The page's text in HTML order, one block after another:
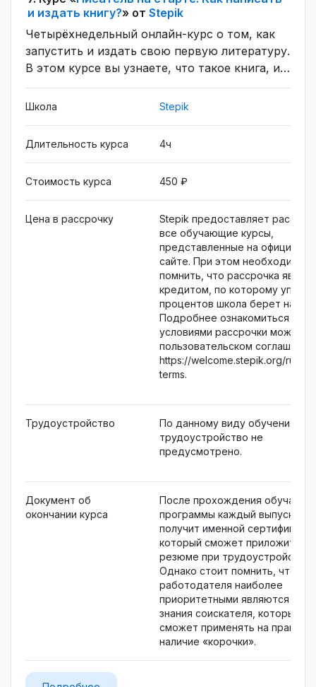
и издать книгу?» от Stepik
Четырёхнедельный онлайн-курс о том, как
запустить и издать свою первую литературу.
В этом курсе вы узнаете, что такое книга, из
чего она сделана, и какие свойства и
ограничения она может иметь. Вы научитесь
форматировать ее и издать в издательствах.
Школа Stepik
Длительность курса 4ч
Стоимость курса 450 ₽
Цена в рассрочку
Stepik предоставляет
все обучающие курсы,
представленные на
сайте. При этом необходимо
помнить, что рассрочка
кредитом, по которому уплату
процентов школа берет на
Подробнее ознакомиться с
условиями рассрочки можно в
пользовательском соглашении
https://welcome.stepik.org/ru/
terms.
Трудоустройство
По данному виду обучения
трудоустройство не
предусмотрено.
Документ об
окончании курса
После прохождения
программы каждый выпускник
получит именной сертификат,
который сможет приложить к
резюме при трудоустройстве.
Однако стоит помнить, что
работодателя наиболее
приоритетными являются
знания соискателя, которые он
сможет применять на
наличие «корочки».